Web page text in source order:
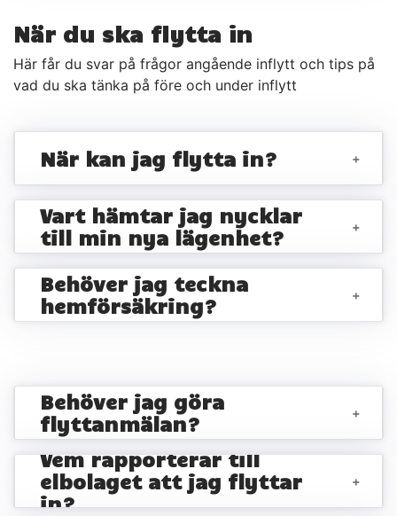
När du ska flytta in
Här får du svar på frågor angående inflytt och tips på
vad du ska tänka på före och under inflytt
När kan jag flytta in? +
Vart hämtar jag nycklar
till min nya lägenhet?
+
Behöver jag teckna
hemförsäkring?
+
Behöver jag göra
flyttanmälan?
+
Vem rapporterar till
elbolaget att jag flyttar
in?
+